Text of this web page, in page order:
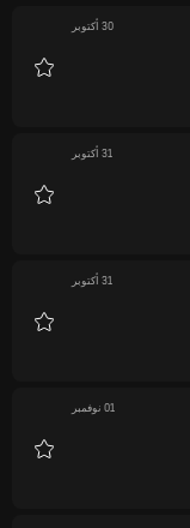
30 أكتوبر
31 أكتوبر
31 أكتوبر
01 نوفمبر